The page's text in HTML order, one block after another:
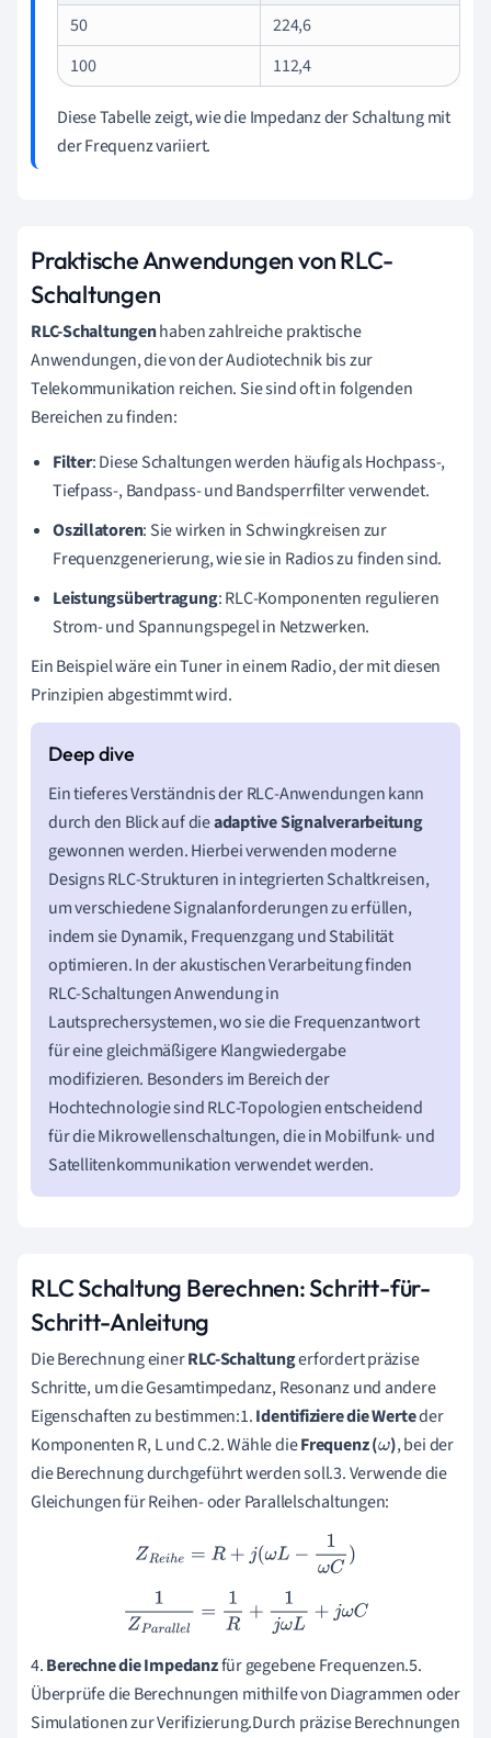
50
224,6
100
112,4
Diese Tabelle zeigt, wie die Impedanz der Schaltung mit
der Frequenz variiert.
Praktische Anwendungen von RLC-
Schaltungen
RLC-Schaltungenhaben zahlreiche praktische
Anwendungen, die von der Audiotechnik bis zur
Telekommunikation reichen. Sie sind oft in folgenden
Bereichen zu finden:
Filter: Diese Schaltungen werden häufig als Hochpass-,
Tiefpass-, Bandpass- und Bandsperrfilter verwendet.
Oszillatoren: Sie wirken in Schwingkreisen zur
Frequenzgenerierung, wie sie in Radios zu finden sind.
Leistungsübertragung: RLC-Komponenten regulieren
Strom- und Spannungspegel in Netzwerken.
Ein Beispiel wäre ein Tuner in einem Radio, der mit diesen
Prinzipien abgestimmt wird.
Ein tieferes Verständnis der RLC-Anwendungen kann
durch den Blick auf dieadaptive Signalverarbeitung
gewonnen werden. Hierbei verwenden moderne
Designs RLC-Strukturen in integrierten Schaltkreisen,
um verschiedene Signalanforderungen zu erfüllen,
indem sie Dynamik, Frequenzgang und Stabilität
optimieren. In der akustischen Verarbeitung finden
RLC-Schaltungen Anwendung in
Lautsprechersystemen, wo sie die Frequenzantwort
für eine gleichmäßigere Klangwiedergabe
modifizieren. Besonders im Bereich der
Hochtechnologie sind RLC-Topologien entscheidend
für die Mikrowellenschaltungen, die in Mobilfunk- und
Satellitenkommunikation verwendet werden.
RLC Schaltung Berechnen: Schritt-für-
Schritt-Anleitung
Die Berechnung einerRLC-Schaltungerfordert präzise
Schritte, um die Gesamtimpedanz, Resonanz und andere
Eigenschaften zu bestimmen:1.Identifiziere die Werteder
Komponenten R, L und C.2. Wähle dieFrequenz (ω), bei der
die Berechnung durchgeführt werden soll.3. Verwende die
Gleichungen für Reihen- oder Parallelschaltungen:
Z
eih e=R+ j(ωL−1 ωC )
1ZPa all el=1 R+ 1jωL+j ωC
4.Berechne die Impedanzfür gegebene Frequenzen.5.
Überprüfe die Berechnungen mithilfe von Diagrammen oder
Simulationen zur Verifizierung.Durch präzise Berechnungen